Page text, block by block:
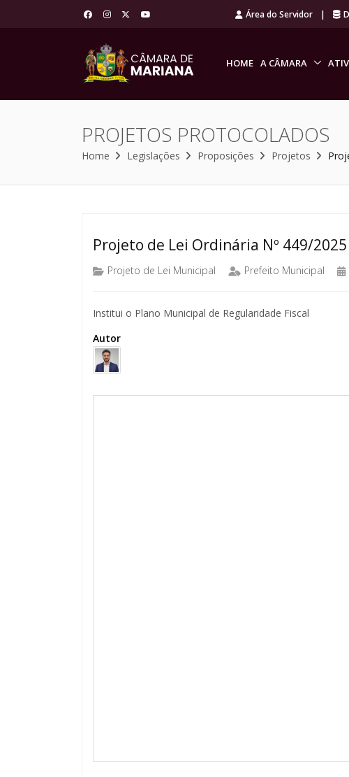
Área do Servidor |
HOME A CÂMARA
PROJETOS PROTOCOLADOS
Home Legislações Proposições Projetos
Projeto de Lei Ordinária Nº 449/2025
Projeto de Lei Municipal Prefeito Municipal
Institui o Plano Municipal de Regularidade Fiscal
Autor